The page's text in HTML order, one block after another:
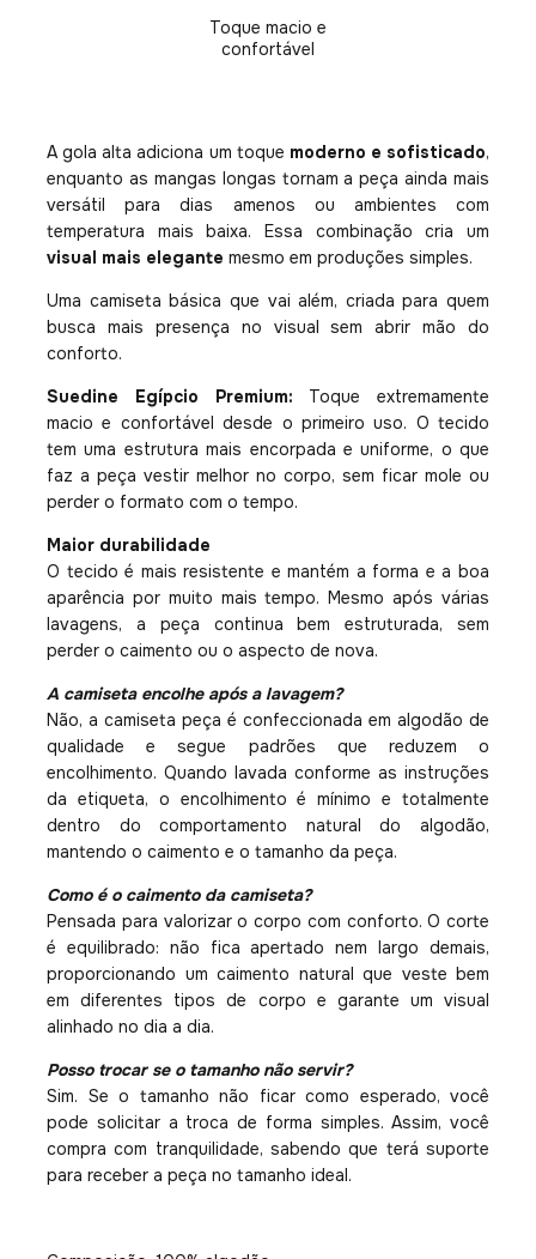
Toque macio e
confortável
A gola alta adiciona um toque moderno e sofisticado,
enquanto as mangas longas tornam a peça ainda mais
versátil para dias amenos ou ambientes com
temperatura mais baixa. Essa combinação cria um
visual mais elegante mesmo em produções simples.
Uma camiseta básica que vai além, criada para quem
busca mais presença no visual sem abrir mão do
conforto.
Suedine Egípcio Premium: Toque extremamente
macio e confortável desde o primeiro uso. O tecido
tem uma estrutura mais encorpada e uniforme, o que
faz a peça vestir melhor no corpo, sem ficar mole ou
perder o formato com o tempo.
Maior durabilidade
O tecido é mais resistente e mantém a forma e a boa
aparência por muito mais tempo. Mesmo após várias
lavagens, a peça continua bem estruturada, sem
perder o caimento ou o aspecto de nova.
A camiseta encolhe após a lavagem?
Não, a camiseta peça é confeccionada em algodão de
qualidade e segue padrões que reduzem o
encolhimento. Quando lavada conforme as instruções
da etiqueta, o encolhimento é mínimo e totalmente
dentro do comportamento natural do algodão,
mantendo o caimento e o tamanho da peça.
Como é o caimento da camiseta?
Pensada para valorizar o corpo com conforto. O corte
é equilibrado: não fica apertado nem largo demais,
proporcionando um caimento natural que veste bem
em diferentes tipos de corpo e garante um visual
alinhado no dia a dia.
Posso trocar se o tamanho não servir?
Sim. Se o tamanho não ficar como esperado, você
pode solicitar a troca de forma simples. Assim, você
compra com tranquilidade, sabendo que terá suporte
para receber a peça no tamanho ideal.